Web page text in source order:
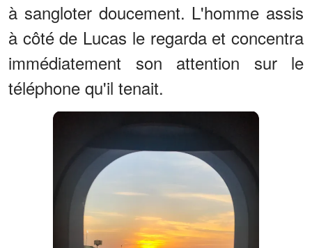
à sangloter doucement. L'homme assis
à côté de Lucas le regarda et concentra
immédiatement son attention sur le
téléphone qu'il tenait.